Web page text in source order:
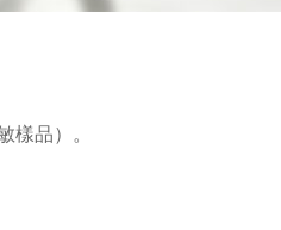
樣品）。